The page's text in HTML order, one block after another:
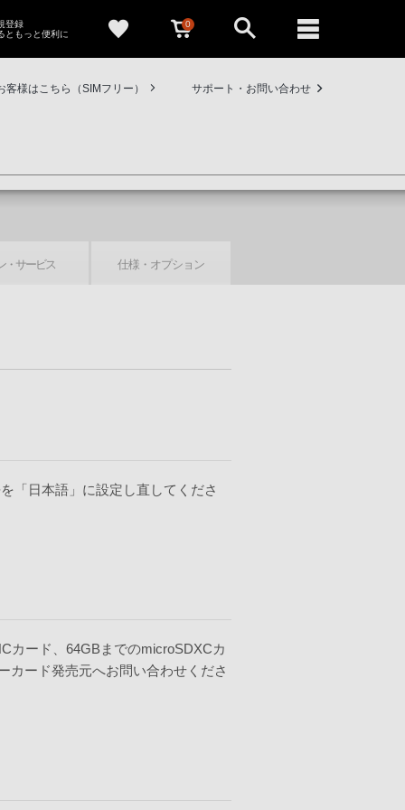
登録
ともっと便利に
0
客様はこちら（SIMフリー） サポート・お問い合わせ
・ サービス 仕様・ オプション
「日本語」に設定し直してくださ
カード、64GBまでのmicroSDXCカ
カード発売元へお問い合わせくださ